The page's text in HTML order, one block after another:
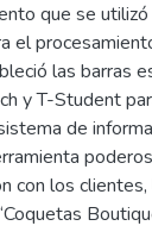
que se
el
las barras
y T-Student
de
con los